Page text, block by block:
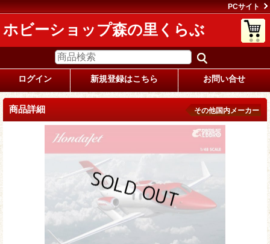
PCサイト
ホビーショップ森の里くらぶ
ログイン 新規登録はこちら お問い合せ
商品詳細 その他国内メーカー